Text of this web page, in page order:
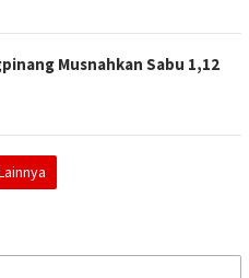
Musnahkan Sabu 1,12